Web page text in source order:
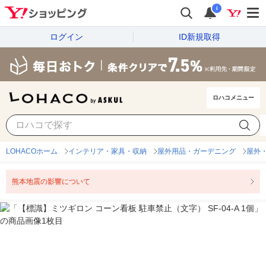
i
ログイン ID新規取得
ロハコメニュー
LOHACOホーム インテリア・家具・収納 屋外用品・ガーデニング 屋外
熊本地震の影響について